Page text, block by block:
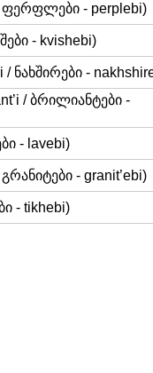
- perplebi)
- kvishebi)
/ ნახშირები -
/ ბრილიანტები -
- lavebi)
- granit’ebi)
- tikhebi)